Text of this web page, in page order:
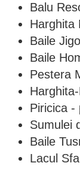
Balu
Harghita
Baile
Baile
Pestera
Piricica -
Sumulei
Baile
Lacul